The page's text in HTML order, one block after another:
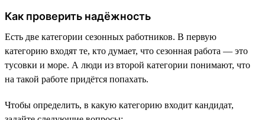
Как проверить надёжность
Есть две категории сезонных работников. В первую
категорию входят те, кто думает, что сезонная работа — это
тусовки и море. А люди из второй категории понимают, что
на такой работе придётся попахать.
Чтобы определить, в какую категорию входит кандидат,